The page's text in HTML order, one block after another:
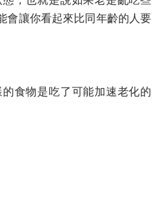
會讓你看起來比同年齡的人要
食物是吃了可能加速老化的